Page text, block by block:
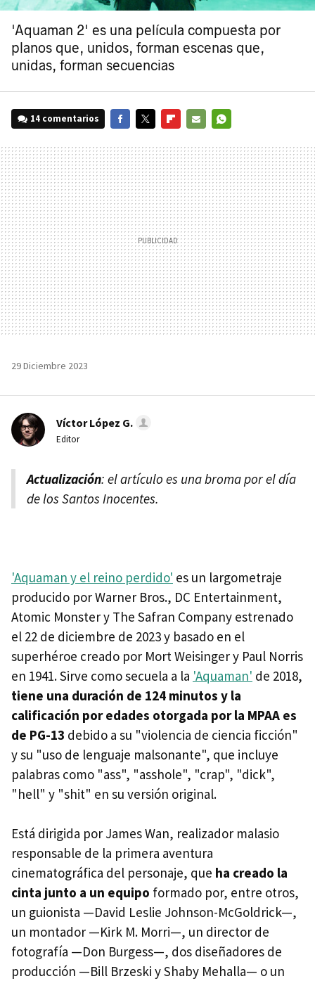
'Aquaman 2' es una película compuesta por
planos que, unidos, forman escenas que,
unidas, forman secuencias
14 comentarios
MAIL
29 Diciembre 2023
Víctor López G.
Editor
Actualización: el artículo es una broma por el día
de los Santos Inocentes.
'Aquaman y el reino perdido' es un largometraje
producido por Warner Bros., DC Entertainment,
Atomic Monster y The Safran Company estrenado
el 22 de diciembre de 2023 y basado en el
superhéroe creado por Mort Weisinger y Paul Norris
en 1941. Sirve como secuela a la 'Aquaman' de 2018,
tiene una duración de 124 minutos y la
calificación por edades otorgada por la MPAA es
de PG-13 debido a su "violencia de ciencia ficción"
y su "uso de lenguaje malsonante", que incluye
palabras como "ass", "asshole", "crap", "dick",
"hell" y "shit" en su versión original.
Está dirigida por James Wan, realizador malasio
responsable de la primera aventura
cinematográfica del personaje, que ha creado la
cinta junto a un equipo formado por, entre otros,
un guionista —David Leslie Johnson-McGoldrick—,
un montador —Kirk M. Morri—, un director de
fotografía —Don Burgess—, dos diseñadores de
producción —Bill Brzeski y Shaby Mehalla— o un